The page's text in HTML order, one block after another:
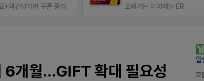
+의견남기면 쿠폰 증정 오래가는 타이레놀 ER
6개월...GIFT 확대 필요성
알
모